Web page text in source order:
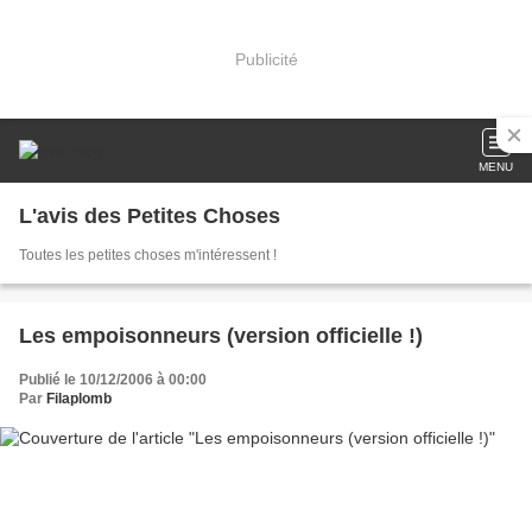
Publicité
MENU
L'avis des Petites Choses
Toutes les petites choses m'intéressent !
Les empoisonneurs (version officielle !)
Publié le 10/12/2006 à 00:00
Par Filaplomb